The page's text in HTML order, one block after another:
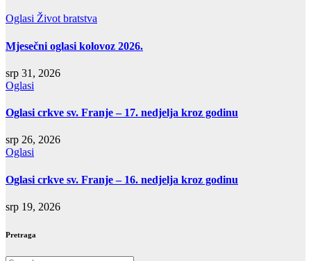
Oglasi Život bratstva
Mjesečni oglasi kolovoz 2026.
srp 31, 2026
Oglasi
Oglasi crkve sv. Franje – 17. nedjelja kroz godinu
srp 26, 2026
Oglasi
Oglasi crkve sv. Franje – 16. nedjelja kroz godinu
srp 19, 2026
Pretraga